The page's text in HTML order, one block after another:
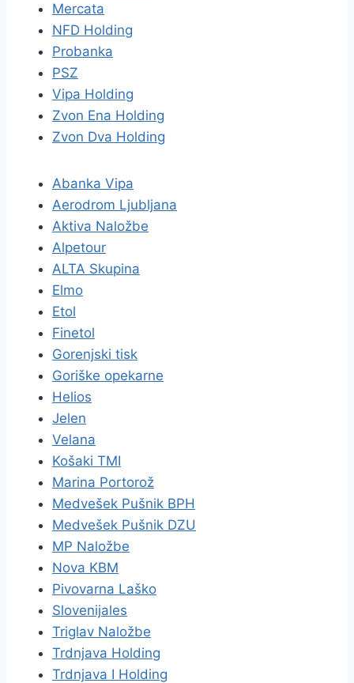
Mercata
NFD Holding
Probanka
PSZ
Vipa Holding
Zvon Ena Holding
Zvon Dva Holding
Abanka Vipa
Aerodrom Ljubljana
Aktiva Naložbe
Alpetour
ALTA Skupina
Elmo
Etol
Finetol
Gorenjski tisk
Goriške opekarne
Helios
Jelen
Velana
Košaki TMI
Marina Portorož
Medvešek Pušnik BPH
Medvešek Pušnik DZU
MP Naložbe
Nova KBM
Pivovarna Laško
Slovenijales
Triglav Naložbe
Trdnjava Holding
Trdnjava I Holding